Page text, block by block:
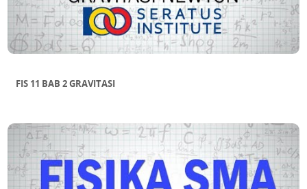
FIS 11 BAB 2 GRAVITASI